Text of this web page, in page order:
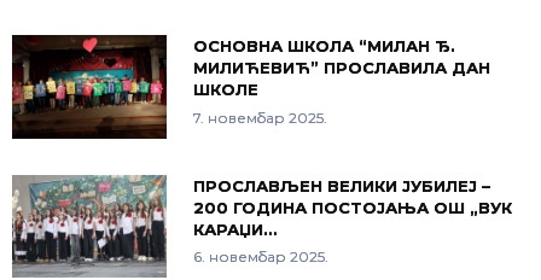
ОСНОВНА ШКОЛА “МИЛАН Ђ.
МИЛИЋЕВИЋ” ПРОСЛАВИЛА ДАН
ШКОЛЕ
7. новембар 2025.
ПРОСЛАВЉЕН ВЕЛИКИ ЈУБИЛЕЈ –
200 ГОДИНА ПОСТОЈАЊА ОШ „ВУК
КАРАЏИ…
6. новембар 2025.